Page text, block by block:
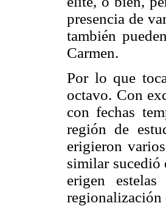
presencia de
también
Carmen.
Por lo que
octavo. Con
con fechas
región de
erigieron
similar sucedió
erigen
regionalización